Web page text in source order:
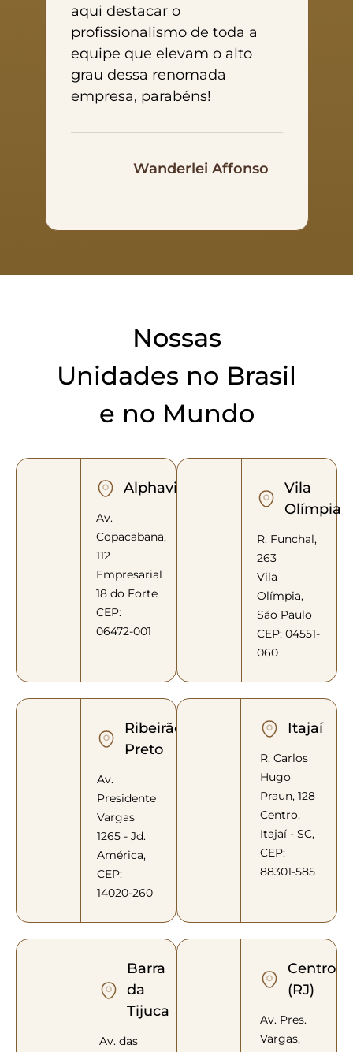
aqui destacar o
profissionalismo de toda a
equipe que elevam o alto
grau dessa renomada
empresa, parabéns!
Wanderlei Affonso
Nossas
Unidades no Brasil
e no Mundo
Alphaville
Av.
Copacabana,
112
Empresarial
18 do Forte
CEP:
06472-001
Vila
Olímpia
R. Funchal,
263
Vila
Olímpia,
São Paulo
CEP: 04551-
060
Ribeirão
Preto
Av.
Presidente
Vargas
1265 - Jd.
América,
CEP:
14020-260
Itajaí
R. Carlos
Hugo
Praun, 128
Centro,
Itajaí - SC,
CEP:
88301-585
Barra
da
Tijuca
Av. das
Centro
(RJ)
Av. Pres.
Vargas,